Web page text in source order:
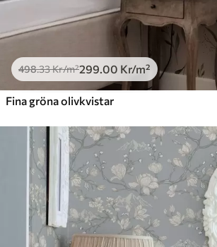
498.33Kr/m²299.00 Kr/m²
Fina gröna olivkvistar